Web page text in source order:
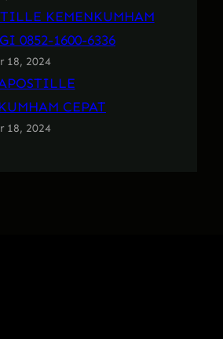
KEMENKUMHAM
0852-1600-6336
18, 2024
CEPAT
18, 2024